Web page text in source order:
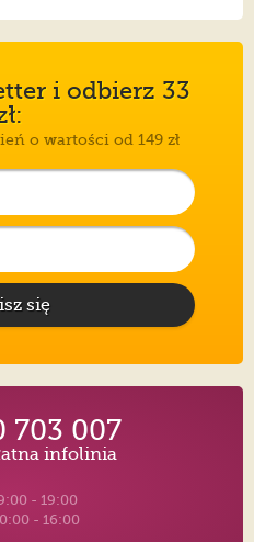
i odbierz 33
o wartości od 149 zł
się
703 007
infolinia
- 19:00
- 16:00